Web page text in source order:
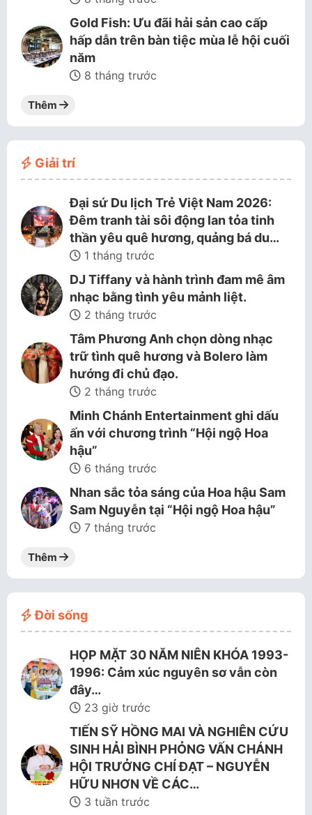
Gold Fish: Ưu đãi hải sản cao cấp
hấp dẫn trên bàn tiệc mùa lễ hội cuối
năm
8 tháng trước
Thêm
Giải trí
Đại sứ Du lịch Trẻ Việt Nam 2026:
Đêm tranh tài sôi động lan tỏa tinh
thần yêu quê hương, quảng bá du…
1 tháng trước
DJ Tiffany và hành trình đam mê âm
nhạc bằng tình yêu mảnh liệt.
2 tháng trước
Tâm Phương Anh chọn dòng nhạc
trữ tình quê hương và Bolero làm
hướng đi chủ đạo.
2 tháng trước
Minh Chánh Entertainment ghi dấu
ấn với chương trình “Hội ngộ Hoa
hậu”
6 tháng trước
Nhan sắc tỏa sáng của Hoa hậu Sam
Sam Nguyễn tại “Hội ngộ Hoa hậu”
7 tháng trước
Thêm
Đời sống
HỌP MẶT 30 NĂM NIÊN KHÓA 1993-
1996: Cảm xúc nguyên sơ vẫn còn
đây…
23 giờ trước
TIẾN SỸ HỒNG MAI VÀ NGHIÊN CỨU
SINH HẢI BÌNH PHỎNG VẤN CHÁNH
HỘI TRƯỞNG CHÍ ĐẠT – NGUYỄN
HỮU NHƠN VỀ CÁC…
3 tuần trước